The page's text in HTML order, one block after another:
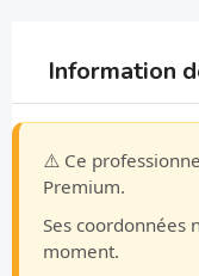
Information
⚠️ Ce
Premium.
Ses coordonnées
moment.